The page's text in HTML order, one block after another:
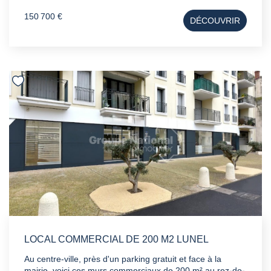
verre, offrant une luminosité optimale et une mise en
valeur parfaite de votre activité. Ce bien conviendra
parfaitement à tout type de commerce, activité de service,
Local en excellent état - Libre de toute occupation Prix de
vente : 150 700 € FAI Une belle opportunité pour
implanter ou développer votre activité dans un secteur
dynamique. Pour plus d'informations ou organiser une
visite, n'hésitez pas à contacter Mikael votre conseiller en
immobilier professionnel au 07 67 52 00 58.
150 700 € DÉCOUVRIR
LOCAL COMMERCIAL DE 200 M2 LUNEL
Au centre-ville, près d'un parking gratuit et face à la